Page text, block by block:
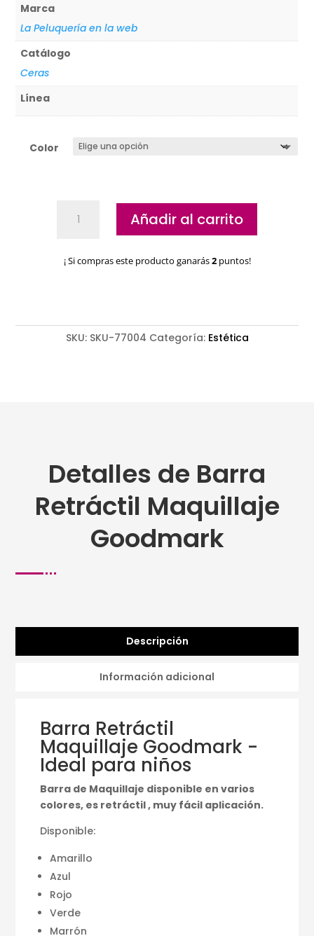
Marca
La Peluquería en la web
Catálogo
Ceras
Línea
Color
Retráctil
Goodmark
Añadir al carrito
¡ Si compras este producto ganarás2puntos!
SKU: SKU-77004 Categoría: Estética
Detalles de Barra
Retráctil Maquillaje
Goodmark
Descripción
Información adicional
Barra Retráctil
Maquillaje Goodmark -
Ideal para niños
Barra de Maquillaje disponible en varios
colores, es retráctil , muy fácil aplicación.
Disponible:
Amarillo
Azul
Rojo
Verde
Marrón